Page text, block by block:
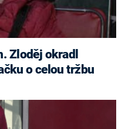
Zloděj okradl
o celou tržbu